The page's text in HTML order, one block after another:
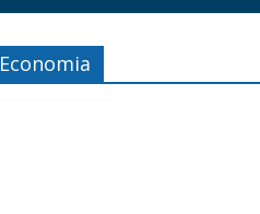
Economia